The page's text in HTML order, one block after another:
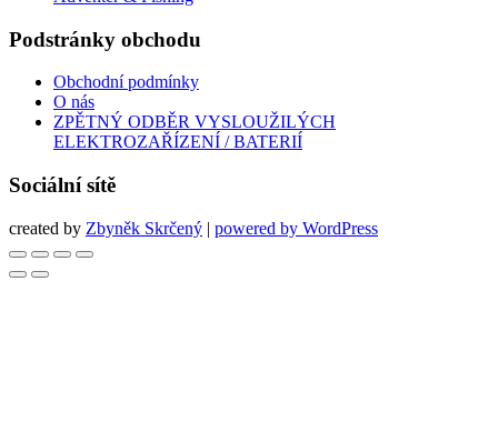
Podstránky obchodu
Obchodní podmínky
O nás
ZPĚTNÝ ODBĚR VYSLOUŽILÝCH
ELEKTROZAŘÍZENÍ / BATERIÍ
Sociální sítě
created by Zbyněk Skrčený | powered by WordPress